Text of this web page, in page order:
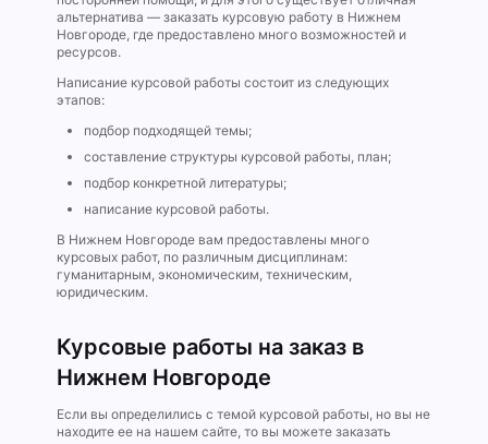
альтернатива — заказать курсовую работу в Нижнем
Новгороде, где предоставлено много возможностей и
ресурсов.
Написание курсовой работы состоит из следующих
этапов:
подбор подходящей темы;
составление структуры курсовой работы, план;
подбор конкретной литературы;
написание курсовой работы.
В Нижнем Новгороде вам предоставлены много
курсовых работ, по различным дисциплинам:
гуманитарным, экономическим, техническим,
юридическим.
Курсовые работы на заказ в
Нижнем Новгороде
Если вы определились с темой курсовой работы, но вы не
находите ее на нашем сайте, то вы можете заказать